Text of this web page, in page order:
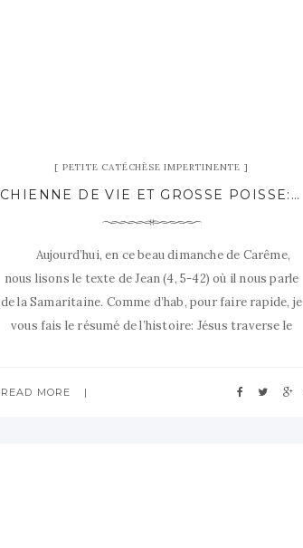
PETITE CATÉCHÈSE IMPERTINENTE
CHIENNE DE VIE ET GROSSE POISSE: LA SAMARITAINE (HAPPY END QUAND MÊME)
Aujourd’hui, en ce beau dimanche de Carême,
nous lisons le texte de Jean (4, 5-42) où il nous parle
de la Samaritaine. Comme d’hab, pour faire rapide, je
vous fais le résumé de l’histoire: Jésus traverse le
READ MORE